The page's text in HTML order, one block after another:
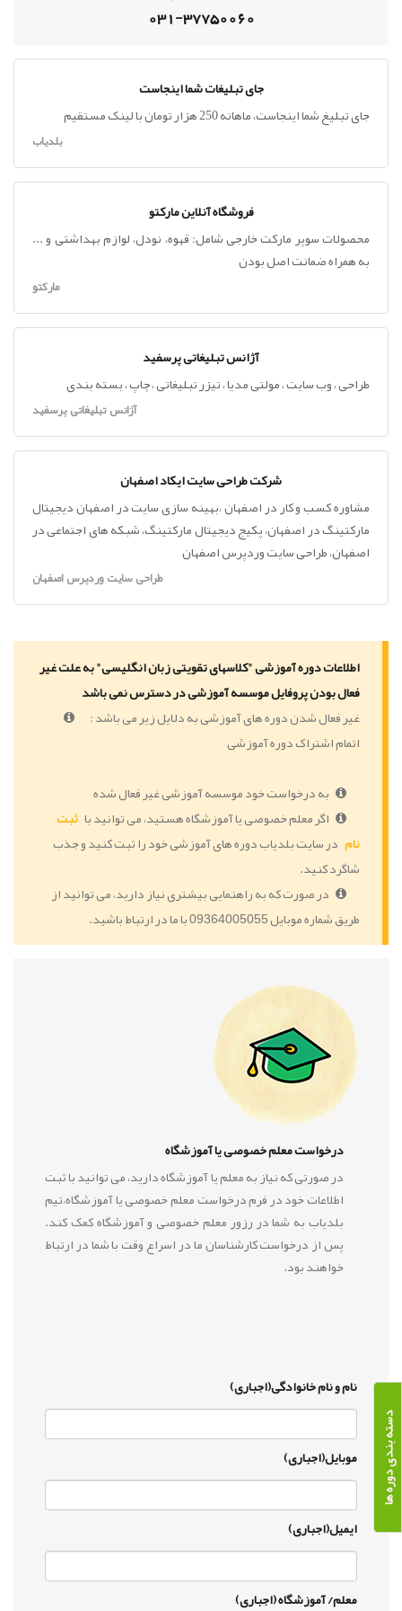
دسته بندی دوره ها
031-37750060
جای تبلیغات شما اینجاست
جای تبلیغ شما اینجاست، ماهانه 250 هزار تومان با لینک مستقیم
بلدیاب
فروشگاه آنلاین مارکتو
محصولات سوپر مارکت خارجی شامل: قهوه، نودل، لوازم بهداشتی و ...
به همراه ضمانت اصل بودن
مارکتو
آژانس تبلیغاتی پرسفید
طراحی ، وب سایت ، مولتی مدیا ، تیزر تبلیغاتی ، چاپ ، بسته بندی
آژانس تبلیغاتی پرسفید
شرکت طراحی سایت ایکاد اصفهان
مشاوره کسب و کار در اصفهان ،بهینه سازی سایت در اصفهان دیجیتال
مارکتینگ در اصفهان، پکیج دیجیتال مارکتینگ، شبکه های اجتماعی در
اصفهان، طراحی سایت وردپرس اصفهان
طراحی سایت وردپرس اصفهان
اطلاعات دوره آموزشی "کلاسهای تقویتی زبان انگلیسی" به علت غیر
فعال بودن پروفایل موسسه آموزشی در دسترس نمی باشد
غیر فعال شدن دوره های آموزشی به دلایل زیر می باشد :
اتمام اشتراک دوره آموزشی
به درخواست خود موسسه آموزشی غیر فعال شده
اگر معلم خصوصی یا آموزشگاه هستید، می توانید با ثبت
نام در سایت بلدیاب دوره های آموزشی خود را ثبت کنید و جذب
شاگرد کنید.
در صورت که به راهنمایی بیشتری نیاز دارید، می توانید از
طریق شماره موبایل 09364005055 با ما در ارتباط باشید.
درخواست معلم خصوصی یا آموزشگاه
در صورتی که نیاز به معلم یا آموزشگاه دارید، می توانید با ثبت
اطلاعات خود در فرم درخواست معلم خصوصی یا آموزشگاه،تیم
بلدیاب به شما در رزور معلم خصوصی و آموزشگاه کمک کند.
پس از درخواست کارشناسان ما در اسراع وقت با شما در ارتباط
خواهند بود.
نام و نام خانوادگی(اجباری)
موبایل(اجباری)
ایمیل(اجباری)
معلم/ آموزشگاه (اجباری)